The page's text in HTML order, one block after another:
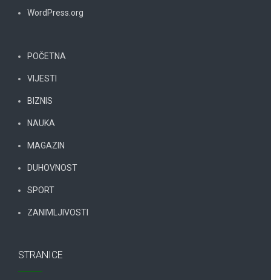
WordPress.org
POČETNA
VIJESTI
BIZNIS
NAUKA
MAGAZIN
DUHOVNOST
SPORT
ZANIMLJIVOSTI
STRANICE